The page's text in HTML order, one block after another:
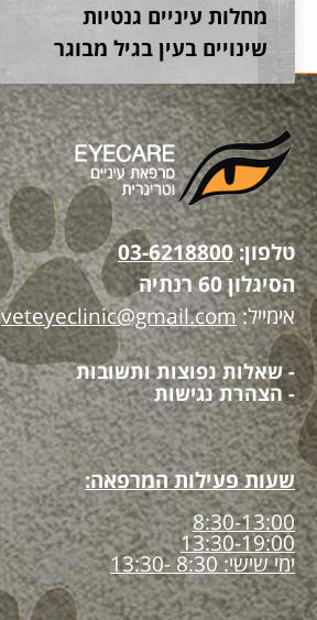
מחלות עיניים גנטיות
שינויים בעין בגיל מבוגר
טלפון:03-6218800
הסיגלון 60 רנתיה
אימייל:veteyeclinic@gmail.com
- שאלות נפוצות ותשובות
- הצהרת נגישות
שעות פעילות המרפאה:
8:30-13:00
13:30-19:00
ימי שישי: 8:30 -13:30